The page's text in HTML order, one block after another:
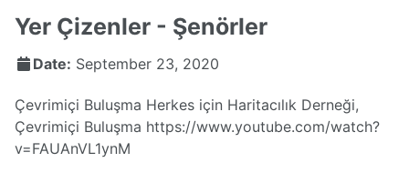
Yer Çizenler - Şenörler
Date: September 23, 2020
Çevrimiçi Buluşma Herkes için Haritacılık Derneği,
Çevrimiçi Buluşma https://www.youtube.com/watch?
v=FAUAnVL1ynM